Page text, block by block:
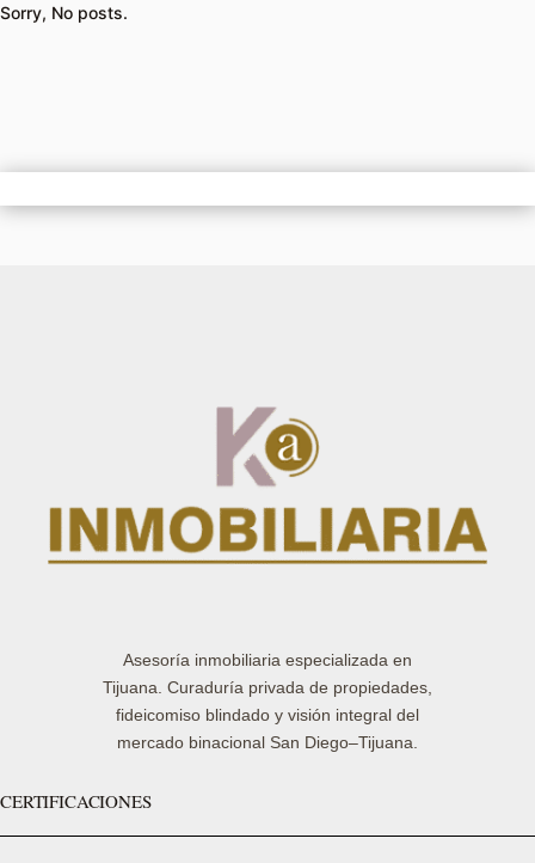
Sorry, No posts.
Asesoría inmobiliaria especializada en
Tijuana. Curaduría privada de propiedades,
fideicomiso blindado y visión integral del
mercado binacional San Diego–Tijuana.
CERTIFICACIONES